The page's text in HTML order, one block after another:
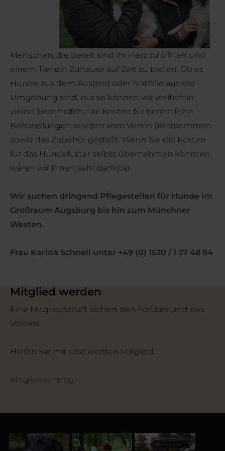
Mitglied werden
Eine Mitgliedschaft sichert den Fortbestand des
Vereins.
Helfen Sie mit und werden Mitglied.
Mitgliedsantrag
Menschen, die bereit sind ihr Herz zu öffnen und
einem Tier ein Zuhause auf Zeit zu bieten. Ob es
Hunde aus dem Ausland oder Notfälle aus der
Umgebung sind, nur so können wir weiterhin
vielen Tiere helfen. Die Kosten für tierärztliche
Behandlungen werden vom Verein übernommen
sowie das Zubehör gestellt. Wenn Sie die Kosten
für das Hundefutter selbst übernehmen könnten,
wären wir Ihnen sehr dankbar.
Wir suchen dringend Pflegestellen für Hunde im
Großraum Augsburg bis hin zum Münchner
Westen.
Frau Karina Schnell unter +49 (0) 1520 / 1 37 48 94